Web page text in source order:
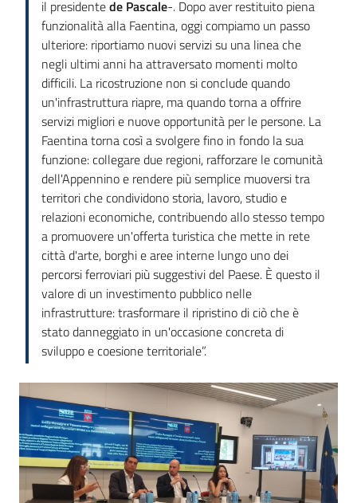
il presidentede Pascale-. Dopo aver restituito piena
funzionalità alla Faentina, oggi compiamo un passo
ulteriore: riportiamo nuovi servizi su una linea che
negli ultimi anni ha attraversato momenti molto
difficili. La ricostruzione non si conclude quando
un'infrastruttura riapre, ma quando torna a offrire
servizi migliori e nuove opportunità per le persone. La
Faentina torna così a svolgere fino in fondo la sua
funzione: collegare due regioni, rafforzare le comunità
dell'Appennino e rendere più semplice muoversi tra
territori che condividono storia, lavoro, studio e
relazioni economiche, contribuendo allo stesso tempo
a promuovere un'offerta turistica che mette in rete
città d'arte, borghi e aree interne lungo uno dei
percorsi ferroviari più suggestivi del Paese. È questo il
valore di un investimento pubblico nelle
infrastrutture: trasformare il ripristino di ciò che è
stato danneggiato in un'occasione concreta di
sviluppo e coesione territoriale”.